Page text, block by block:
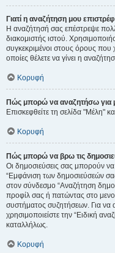
Γιατί η αναζήτηση μου
Η αναζήτησή σας επέστρεψε
διακομιστής ιστού.
συγκεκριμένοι στους όρους που
οποίες θέλετε να γίνει η
Κορυφή
Πώς μπορώ να αναζητήσω για
Επισκεφθείτε τη σελίδα "Μέλη"
Κορυφή
Πώς μπορώ να βρω τις
Οι δημοσιεύσεις σας μπορούν
“Εμφάνιση των δημοσιεύσεών
στον σύνδεσμο “Αναζήτηση
προφίλ σας ή πατώντας στο
συστήματος συζητήσεων. Για να
χρησιμοποιείστε την “Ειδική
καταλλήλως.
Κορυφή